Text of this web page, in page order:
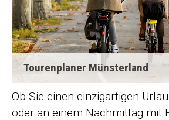
Tourenplaner Münsterland
Ob Sie einen einzigartigen
oder an einem Nachmittag mit